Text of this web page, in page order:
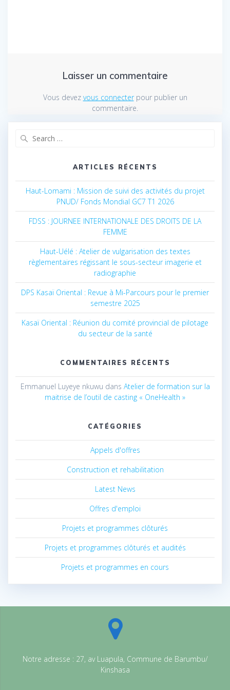
Laisser un commentaire
Vous devez vous connecterpour publier un
commentaire.
ARTICLES RÉCENTS
Haut-Lomami : Mission de suivi des activités du projet
PNUD/ Fonds Mondial GC7 T1 2026
FDSS : JOURNEE INTERNATIONALE DES DROITS DE LA
FEMME
Haut-Uélé : Atelier de vulgarisation des textes
règlementaires régissant le sous-secteur imagerie et
radiographie
DPS Kasaï Oriental : Revue à Mi-Parcours pour le premier
semestre 2025
Kasaï Oriental : Réunion du comité provincial de pilotage
du secteur de la santé
COMMENTAIRES RÉCENTS
Emmanuel Luyeye nkuwu dans Atelier de formation sur la
maitrise de l’outil de casting « OneHealth »
CATÉGORIES
Appels d'offres
Construction et rehabilitation
Latest News
Offres d'emploi
Projets et programmes clôturés
Projets et programmes clôturés et audités
Projets et programmes en cours
Notre adresse : 27, av Luapula, Commune de Barumbu/
Kinshasa